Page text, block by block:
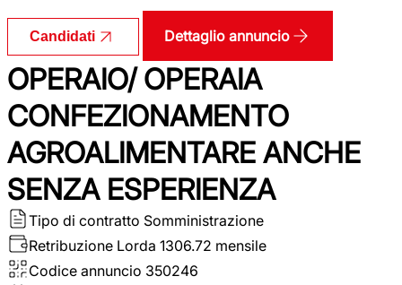
Candidati Dettaglio annuncio
OPERAIO/ OPERAIA
CONFEZIONAMENTO
AGROALIMENTARE ANCHE
SENZA ESPERIENZA
Tipo di contratto Somministrazione
Retribuzione Lorda 1306.72 mensile
Codice annuncio 350246